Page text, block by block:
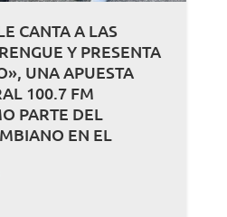
CANTA A LAS
Y PRESENTA
UNA APUESTA
100.7 FM
PARTE DEL
EN EL